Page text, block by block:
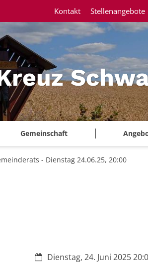
Gemeinschaft
Kontakt Stellenangebote
- Dienstag 24.06.25, 20:00
Datum:Dienstag, 24. Juni 2025